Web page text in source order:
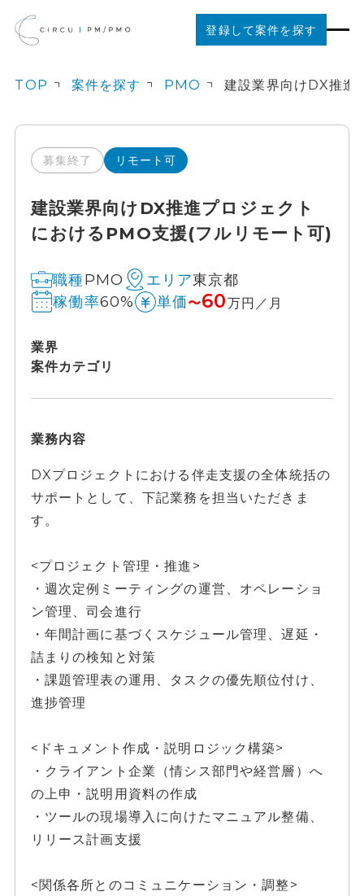
登録して案件を探す
ご利用の流れ
お役立ちコンテンツ
TOP 案件を探す PMO
募集終了 リモート可
建設業界向けDX推進プロジェクト
におけるPMO支援(フルリモート可)
職種PMO エリア東京都
稼働率60% 単価〜60万円／月
業界
案件カテゴリ
業務内容
DXプロジェクトにおける伴走支援の全体統括の
サポートとして、下記業務を担当いただきま
す。
<プロジェクト管理・推進>
・週次定例ミーティングの運営、オペレーショ
ン管理、司会進行
・年間計画に基づくスケジュール管理、遅延・
詰まりの検知と対策
・課題管理表の運用、タスクの優先順位付け、
進捗管理
<ドキュメント作成・説明ロジック構築>
・クライアント企業（情シス部門や経営層）へ
の上申・説明用資料の作成
・ツールの現場導入に向けたマニュアル整備、
リリース計画支援
<関係各所とのコミュニケーション・調整>